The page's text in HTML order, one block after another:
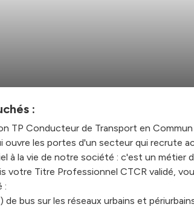
:
TP Conducteur de Transport en
ouvre les portes d'un secteur qui recrute
à la vie de notre société : c'est un métier
votre Titre Professionnel CTCR validé,
:
bus sur les réseaux urbains et